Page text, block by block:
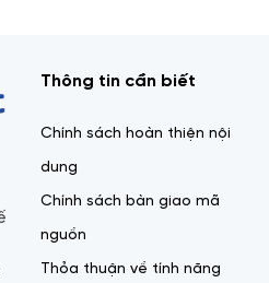
Thông tin cần biết
Chính sách hoàn thiện nội
dung
Chính sách bàn giao mã
nguồn
Thỏa thuận về tính năng